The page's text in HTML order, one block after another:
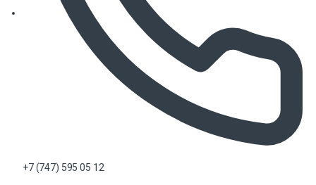
+7 (747) 595 05 12